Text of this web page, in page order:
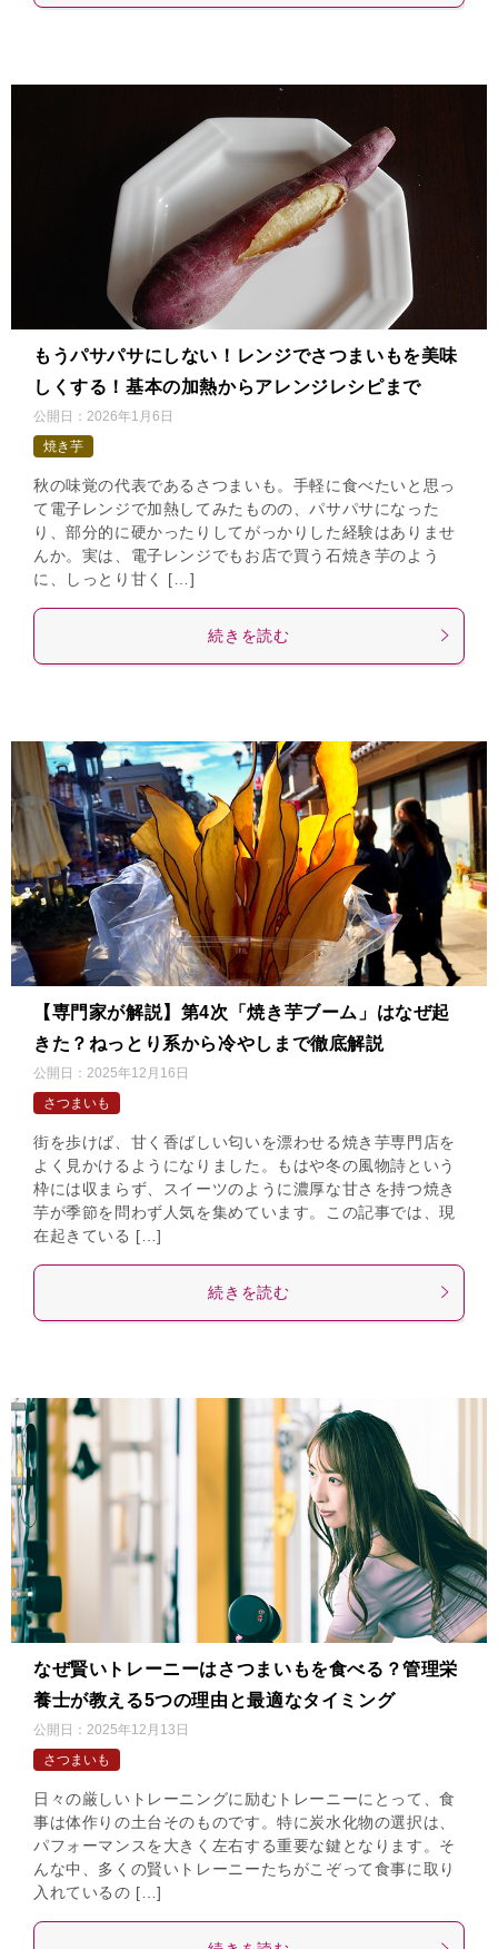
もうパサパサにしない！レンジでさつまいもを美味
しくする！基本の加熱からアレンジレシピまで
公開日： 2026年1月6日
焼き芋
秋の味覚の代表であるさつまいも。手軽に食べたいと思っ
て電子レンジで加熱してみたものの、パサパサになった
り、部分的に硬かったりしてがっかりした経験はありませ
んか。実は、電子レンジでもお店で買う石焼き芋のよう
に、しっとり甘く […]
続きを読む
【専門家が解説】第4次「焼き芋ブーム」はなぜ起
きた？ねっとり系から冷やしまで徹底解説
公開日： 2025年12月16日
さつまいも
街を歩けば、甘く香ばしい匂いを漂わせる焼き芋専門店を
よく見かけるようになりました。もはや冬の風物詩という
枠には収まらず、スイーツのように濃厚な甘さを持つ焼き
芋が季節を問わず人気を集めています。この記事では、現
在起きている […]
続きを読む
なぜ賢いトレーニーはさつまいもを食べる？管理栄
養士が教える5つの理由と最適なタイミング
公開日： 2025年12月13日
さつまいも
日々の厳しいトレーニングに励むトレーニーにとって、食
事は体作りの土台そのものです。特に炭水化物の選択は、
パフォーマンスを大きく左右する重要な鍵となります。そ
んな中、多くの賢いトレーニーたちがこぞって食事に取り
入れているの […]